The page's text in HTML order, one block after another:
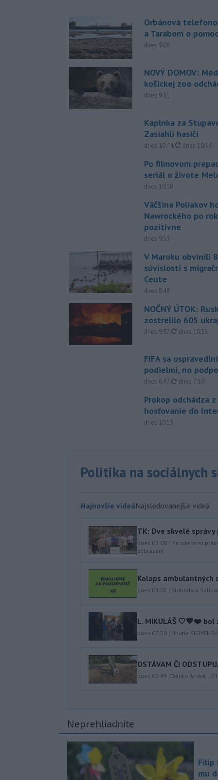
Orbánová
a Tarabom o
dnes 9:06
NOVÝ DOMOV:
košickej zoo
dnes 9:51
Kaplnka za
Zasiahli hasiči
dnes 10:44, aktualizované
dnes 10:54
Po filmovom
seriál o živote
dnes 10:18
Väčšina Poliakov
Nawrockého po
pozitívne
dnes 9:53
V Maroku obvinili
súvislosti s
Ceute
dnes 8:48
NOČNÝ ÚTOK:
zostrelilo 605
dnes 9:37, aktualizované
dnes 10:35
FIFA sa
podielmi, no
dnes 6:47, aktualizované
dnes 7:10
Prokop odchádza
hosťovanie do
dnes 10:13
Politika na sociálnych
Najnovšie videáNajsledovanejšie videá
TK: Dve skvelé
dnes 09:00 | Ministerstvo
zobrazení
Kolaps ambulantných
dnes 08:02 | Sloboda a
L. MIKULÁŠ 🤍💙❤️ bol
dnes 07:50 | Hnutie
OSTÁVAM ČI
dnes 06:49 | Danko Andrej |
Neprehliadnite
Filip
mu